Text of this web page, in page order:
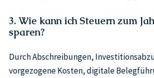
3. Wie kann ich Steuern zum
sparen?
Durch Abschreibungen,
vorgezogene Kosten, digitale